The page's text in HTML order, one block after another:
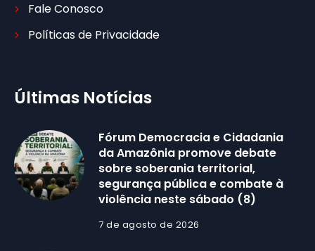
Fale Conosco
Políticas de Privacidade
Últimas Notícias
Fórum Democracia e Cidadania
da Amazônia promove debate
sobre soberania territorial,
segurança pública e combate à
violência neste sábado (8)
7 de agosto de 2026